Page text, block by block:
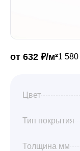
Профили
от 632 ₽/м²1
Цвет
Тип покрытия
Толщина мм